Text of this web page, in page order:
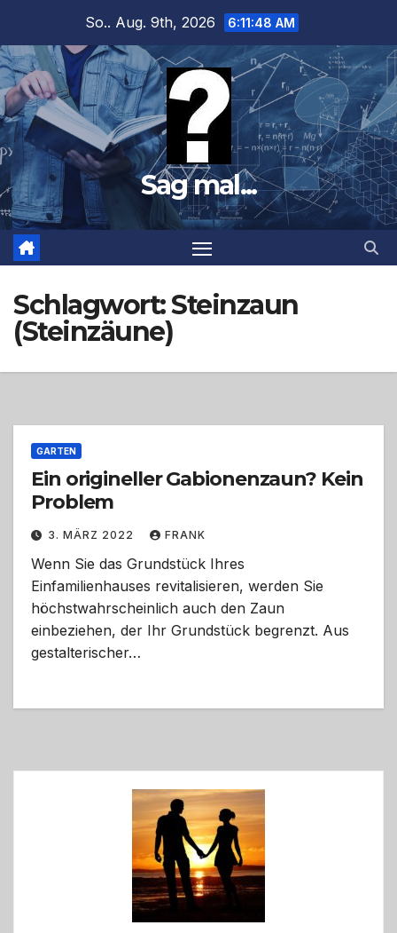
springen
So.. Aug. 9th, 2026 6:11:49 AM
Sag mal...
Schlagwort:Steinzaun
(Steinzäune)
GARTEN
Ein origineller Gabionenzaun? Kein
Problem
3. MÄRZ 2022 FRANK
Wenn Sie das Grundstück Ihres
Einfamilienhauses revitalisieren, werden Sie
höchstwahrscheinlich auch den Zaun
einbeziehen, der Ihr Grundstück begrenzt. Aus
gestalterischer…